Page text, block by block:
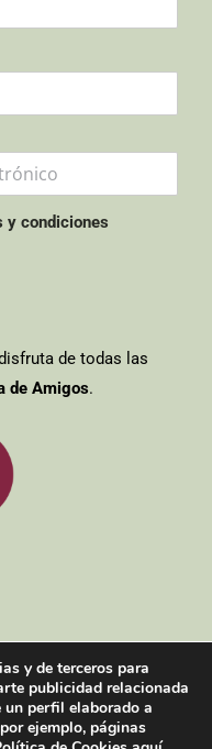
y condiciones
de todas las
de Amigos.
reservados
y de terceros para
publicidad relacionada
un perfil elaborado a
ejemplo, páginas